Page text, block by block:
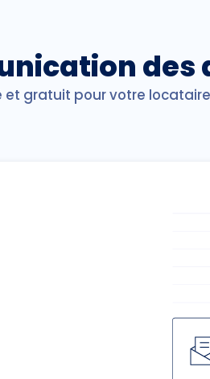
des
et gratuit pour votre locataire